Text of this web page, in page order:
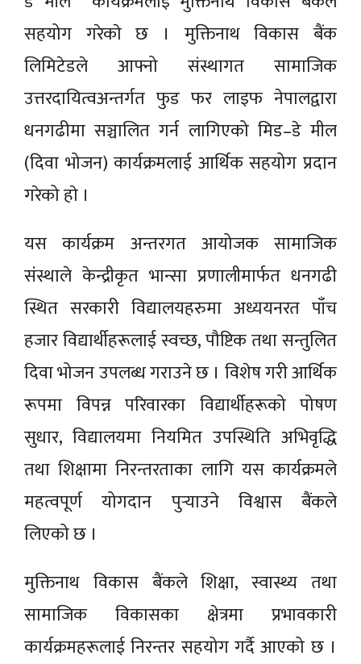
सहयोग गरेकाे छ । मुक्तिनाथ विकास बैंक
लिमिटेडले आफ्नो संस्थागत सामाजिक
उत्तरदायित्वअन्तर्गत फुड फर लाइफ नेपालद्वारा
धनगढीमा सञ्चालित गर्न लागिएको मिड–डे मील
(दिवा भोजन) कार्यक्रमलाई आर्थिक सहयोग प्रदान
गरेको हाे ।
यस कार्यक्रम अन्तरगत आयोजक सामाजिक
संंस्थाले केन्द्रीकृत भान्सा प्रणालीमार्फत धनगढी
स्थित सरकारी विद्यालयहरुमा अध्ययनरत पाँच
हजार विद्यार्थीहरूलाई स्वच्छ, पौष्टिक तथा सन्तुलित
दिवा भोजन उपलब्ध गराउने छ । विशेष गरी आर्थिक
रूपमा विपन्न परिवारका विद्यार्थीहरूको पोषण
सुधार, विद्यालयमा नियमित उपस्थिति अभिवृद्धि
तथा शिक्षामा निरन्तरताका लागि यस कार्यक्रमले
महत्वपूर्ण योगदान पुर्‍याउने विश्वास बैंकले
लिएको छ ।
मुक्तिनाथ विकास बैंकले शिक्षा, स्वास्थ्य तथा
सामाजिक विकासका क्षेत्रमा प्रभावकारी
कार्यक्रमहरूलाई निरन्तर सहयोग गर्दै आएको छ ।